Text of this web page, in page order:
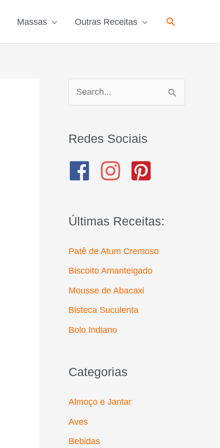
Massas Outras Receitas Pesquisar
e
q
r
Redes Sociais
Últimas Receitas:
Patê de Atum Cremoso
Biscoito Amanteigado
Mousse de Abacaxi
Bisteca Suculenta
Bolo Indiano
Categorias
Almoço e Jantar
Aves
Bebidas